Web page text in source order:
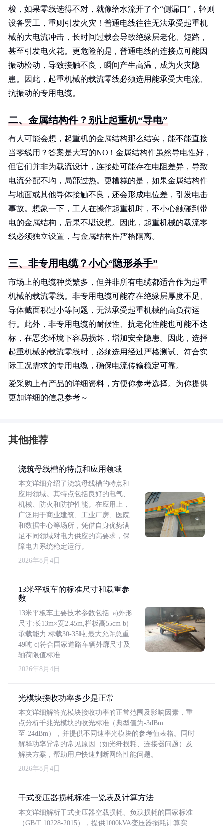
梭，如果零线选得不对，就像给水流开了个“侧漏口”，轻则
设备罢工，重则引发火灾！普通电线往往无法承受起重机
械的大电流冲击，长时间过载会导致绝缘层老化、短路，
甚至引发电火花。更危险的是，普通电线的连接点可能因
振动松动，导致接触不良，瞬间产生高温，成为火灾隐
患。因此，起重机械的载流零线必须选用能承受大电流、
抗振动的专用电缆。
二、金属结构件？别让起重机“导电”
有人可能会想，起重机的金属结构那么结实，能不能直接
当零线用？答案是大写的NO！金属结构件虽然导电性好，
但它们并非为载流设计，连接处可能存在电阻差异，导致
电流分配不均，局部过热。更糟糕的是，如果金属结构件
与地面或其他导体接触不良，还会形成电位差，引发电击
事故。想象一下，工人在操作起重机时，不小心触碰到带
电的金属结构，后果不堪设想。因此，起重机械的载流零
线必须独立设置，与金属结构件严格隔离。
三、非专用电缆？小心“隐形杀手”
市场上的电缆种类繁多，但并非所有电缆都适合作为起重
机械的载流零线。非专用电缆可能存在绝缘层厚度不足、
导体截面积过小等问题，无法承受起重机械的高负荷运
行。此外，非专用电缆的耐候性、抗老化性能也可能不达
标，在恶劣环境下容易损坏，增加安全隐患。因此，选择
起重机械的载流零线时，必须选用经过严格测试、符合实
际工况需求的专用电缆，确保电流传输稳定可靠。
爱采购上有产品的详细资料，方便你参考选择。为你提供
更加详细的信息参考～
其他推荐
浇筑母线槽的特点和应用领域
本文详细介绍了浇筑母线槽的特点和
应用领域。其特点包括良好的电气、
机械、防火和防护性能。在应用上，
广泛用于商业建筑、工业厂房、医院
和数据中心等场所，凭借自身优势满
足不同领域对电力供应的高要求，保
障电力系统稳定运行。
2026年8月4日
13米平板车的标准尺寸和载重参
数
13米平板车主要技术参数包括: a)外形
尺寸:长13m×宽2.45m,栏板高55cm b)
承载能力:标载30-35吨,最大允许总重
49吨 c)符合国家道路车辆外廓尺寸及
轴荷限值标准
2026年8月4日
光模块接收功率多少是正常
本文详细解答光模块接收功率的正常范围及影响因素，重
点分析千兆光模块的收光标准（典型值为-3dBm
至-24dBm），并提供不同速率光模块的参考值表格。同时
解释功率异常的常见原因（如光纤损耗、连接器问题）及
解决方案，帮助用户快速判断网络性能问题。
2026年8月4日
干式变压器损耗标准一览表及计算方法
本文详细解析干式变压器空载损耗、负载损耗的国家标准
（GB/T 10228-2015），提供1000kVA变压器损耗计算实